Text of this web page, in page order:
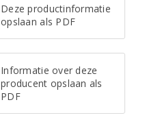
Deze productinformatie
opslaan als PDF
Informatie over deze
producent opslaan als
PDF